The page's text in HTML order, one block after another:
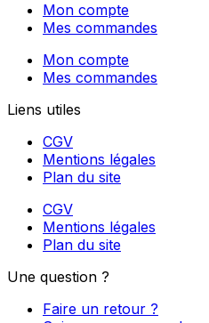
Mon compte
Mes commandes
Mon compte
Mes commandes
Liens utiles
CGV
Mentions légales
Plan du site
CGV
Mentions légales
Plan du site
Une question ?
Faire un retour ?